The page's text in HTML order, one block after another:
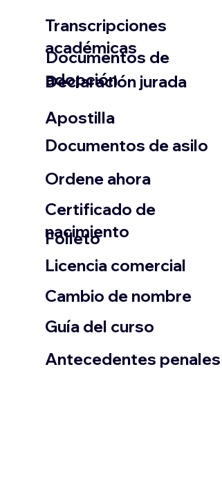
Transcripciones
académicas
Documentos de
adopción
Declaración jurada
​Apostilla
Documentos de asilo
Ordene ahora
Certificado de
nacimiento
Folleto
​Licencia comercial
Cambio de nombre
Guía del curso
Antecedentes penales